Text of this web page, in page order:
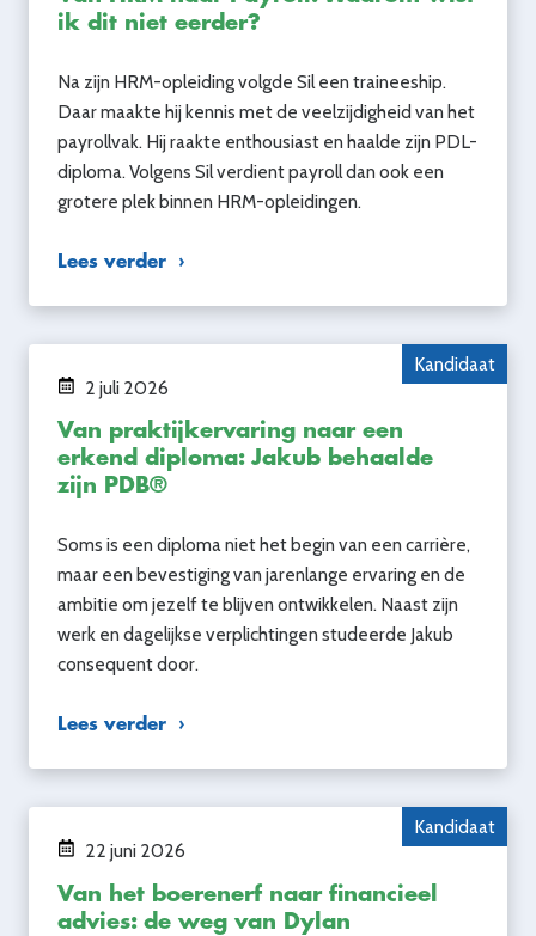
ik dit niet eerder?
Na zijn HRM-opleiding volgde Sil een traineeship.
Daar maakte hij kennis met de veelzijdigheid van het
payrollvak. Hij raakte enthousiast en haalde zijn PDL-
diploma. Volgens Sil verdient payroll dan ook een
grotere plek binnen HRM-opleidingen.
Lees verder
Kandidaat
2 juli 2026
Van praktijkervaring naar een
erkend diploma: Jakub behaalde
zijn PDB®
Soms is een diploma niet het begin van een carrière,
maar een bevestiging van jarenlange ervaring en de
ambitie om jezelf te blijven ontwikkelen. Naast zijn
werk en dagelijkse verplichtingen studeerde Jakub
consequent door.
Lees verder
Kandidaat
22 juni 2026
Van het boerenerf naar financieel
advies: de weg van Dylan